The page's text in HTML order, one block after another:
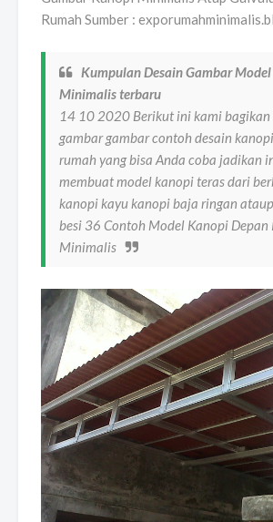
Rumah Sumber :
Kumpulan Desain Gambar
Minimalis terbaru
14 10 2020 Berikut ini kami bagikan
gambar gambar contoh desain
rumah yang bisa Anda coba jadikan
membuat model kanopi teras dari
kanopi kayu kanopi baja ringan
besi 36 Contoh Model Kanopi Depan
Minimalis